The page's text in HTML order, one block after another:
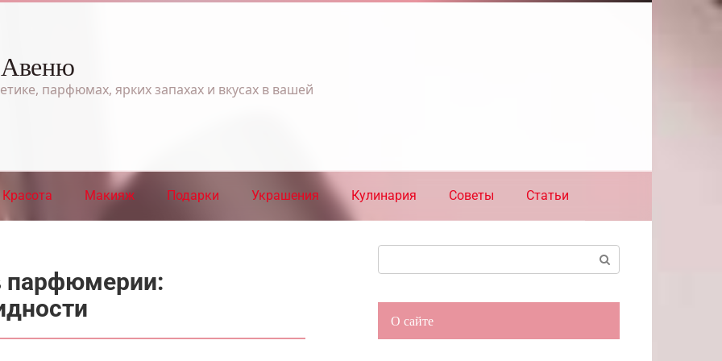
парфюмах, ярких запахах и вкусах в вашей
Красота Макияж Подарки Украшения Кулинария Советы Статьи
парфюмерии:
О сайте